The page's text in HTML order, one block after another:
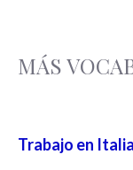
MÁS
Trabajo en